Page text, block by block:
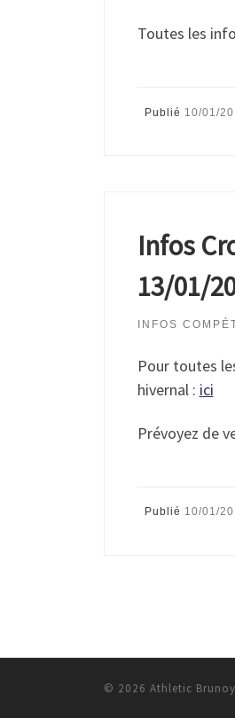
Toutes les
Publié 10/01/
Infos
13/01/
INFOS
Pour toutes
hivernal : ici
Prévoyez de
Publié 10/01/
© 2026 Athletic